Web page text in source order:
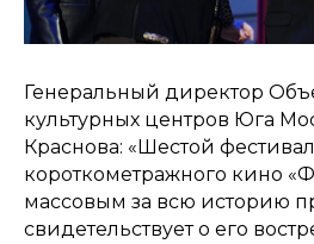
Генеральный директор
культурных центров Юга
Краснова: «Шестой
короткометражного кино
массовым за всю историю
свидетельствует о его